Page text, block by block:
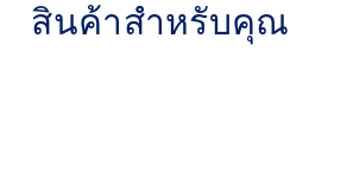
Thick structure for
the yarns,
is not
สินค้าสำหรับคุณ